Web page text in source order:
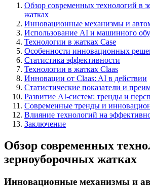
Обзор современных технологий в
жатках
Инновационные механизмы и
Использование AI и машинного
Технологии в жатках Case
Особенности инновационных
Статистика эффективности
Технологии в жатках Claas
Инновации от Claas: AI в действии
Статистические показатели и
Развитие AI-систем: тренды и
Современные тренды и
Влияние технологий на
Заключение
Обзор современных
зерноуборочных жатках
Инновационные механизмы и